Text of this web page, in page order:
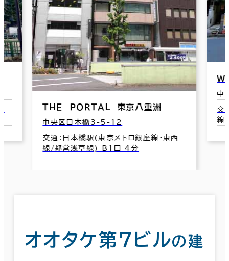
ＴＨＥ ＰＯＲＴＡＬ 東京八重洲
中央区日本橋3-5-12
交通：日本橋駅(東京メトロ銀座線･東西
線/都営浅草線) B1口 4分
Ｗ
中
交
線
オオタケ第７ビルの建